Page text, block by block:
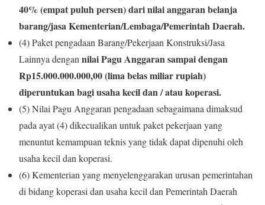
40% (empat puluh persen) dari nilai anggaran belanja
barang/jasa Kementerian/Lembaga/Pemerintah Daerah.
(4) Paket pengadaan Barang/Pekerjaan Konstruksi/Jasa
Lainnya dengan nilai Pagu Anggaran sampai dengan
Rp15.000.000.000,00 (lima belas miliar rupiah)
diperuntukan bagi usaha kecil dan / atau koperasi.
(5) Nilai Pagu Anggaran pengadaan sebagaimana dimaksud
pada ayat (4) dikecualikan untuk paket pekerjaan yang
menuntut kemampuan teknis yang tidak dapat dipenuhi oleh
usaha kecil dan koperasi.
(6) Kementerian yang menyelenggarakan urusan pemerintahan
di bidang koperasi dan usaha kecil dan Pemerintah Daerah